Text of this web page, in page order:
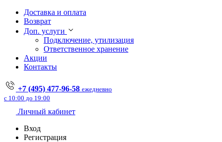
Доставка и оплата
Возврат
Доп. услуги
Подключение, утилизация
Ответственное хранение
Акции
Контакты
+7 (495) 477-96-58 ежедневно
с 10:00 до 19:00
Личный кабинет
Вход
Регистрация